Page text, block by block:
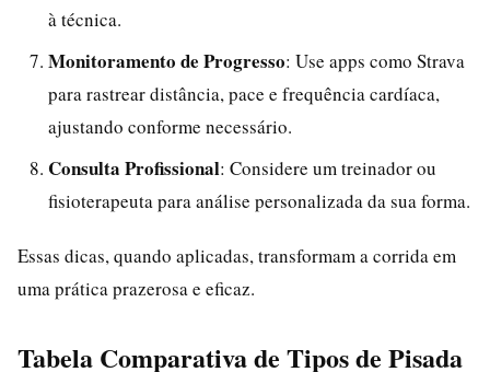
à técnica.
Monitoramento de Progresso: Use apps como Strava
para rastrear distância, pace e frequência cardíaca,
ajustando conforme necessário.
Consulta Profissional: Considere um treinador ou
fisioterapeuta para análise personalizada da sua forma.
Essas dicas, quando aplicadas, transformam a corrida em
uma prática prazerosa e eficaz.
Tabela Comparativa de Tipos de Pisada